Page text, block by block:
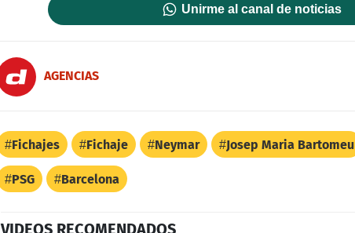
Unirme al canal de noticias
AGENCIAS
Fichajes Fichaje Neymar Josep Maria Bartomeu
PSG Barcelona
VIDEOS RECOMENDADOS